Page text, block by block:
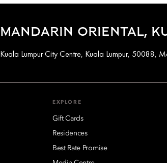
MANDARIN ORIENTAL,
Kuala Lumpur City Centre, Kuala Lumpur, 50088,
EXPLORE
Gift Cards
Residences
Best Rate Promise